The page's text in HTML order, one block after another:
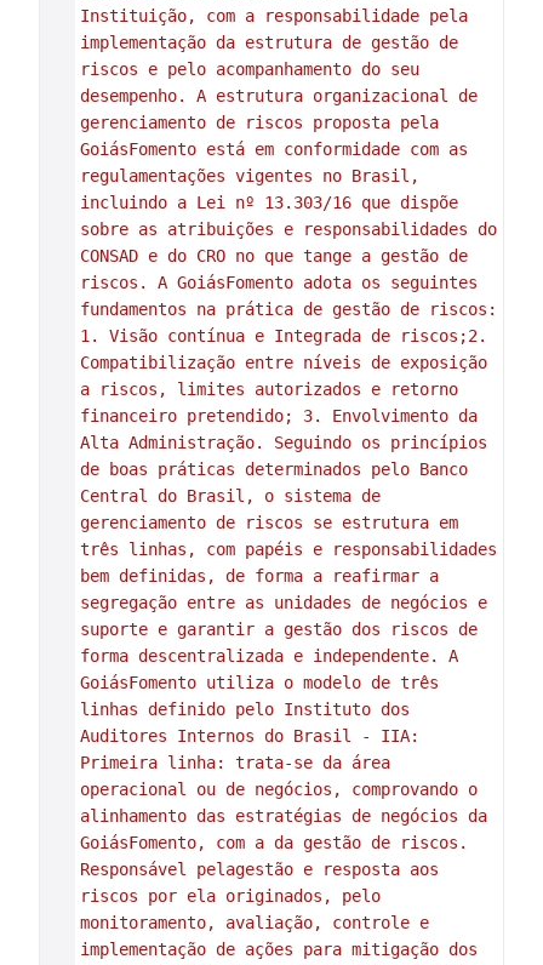
Instituição, com a responsabilidade pela
implementação da estrutura de gestão de
riscos e pelo acompanhamento do seu
desempenho. A estrutura organizacional de
gerenciamento de riscos proposta pela
GoiásFomento está em conformidade com as
regulamentações vigentes no Brasil,
incluindo a Lei nº 13.303/16 que dispõe
sobre as atribuições e responsabilidades do
CONSAD e do CRO no que tange a gestão de
riscos. A GoiásFomento adota os seguintes
fundamentos na prática de gestão de riscos:
1. Visão contínua e Integrada de riscos;2.
Compatibilização entre níveis de exposição
a riscos, limites autorizados e retorno
financeiro pretendido; 3. Envolvimento da
Alta Administração. Seguindo os princípios
de boas práticas determinados pelo Banco
Central do Brasil, o sistema de
gerenciamento de riscos se estrutura em
três linhas, com papéis e responsabilidades
bem definidas, de forma a reafirmar a
segregação entre as unidades de negócios e
suporte e garantir a gestão dos riscos de
forma descentralizada e independente. A
GoiásFomento utiliza o modelo de três
linhas definido pelo Instituto dos
Auditores Internos do Brasil - IIA:
Primeira linha: trata-se da área
operacional ou de negócios, comprovando o
alinhamento das estratégias de negócios da
GoiásFomento, com a da gestão de riscos.
Responsável pelagestão e resposta aos
riscos por ela originados, pelo
monitoramento, avaliação, controle e
implementação de ações para mitigação dos